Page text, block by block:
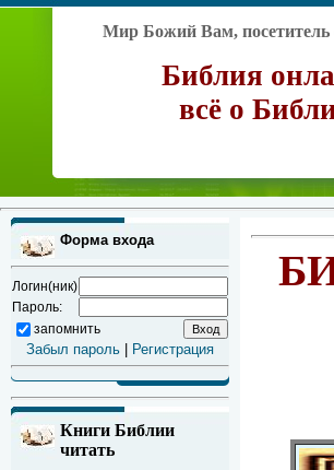
Мир Божий Вам, посетитель
Библия
всё о
Форма входа
Логин(ник)
Пароль:
запомнить
Забыл пароль Регистрация
Книги Библии
читать